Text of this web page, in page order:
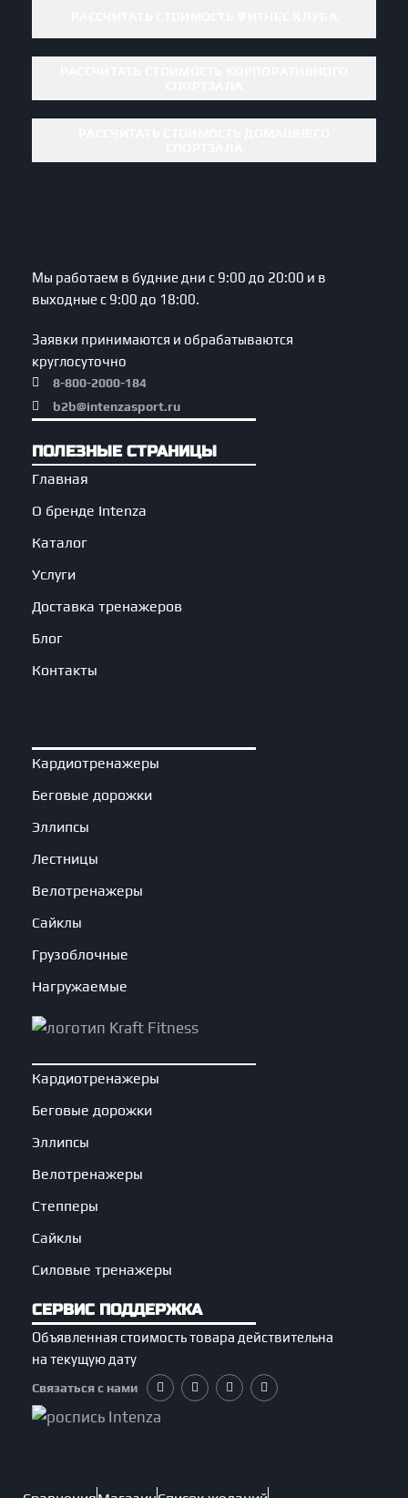
Мы работаем в будние дни с 9:00 до 20:00 и в
выходные с 9:00 до 18:00.
Заявки принимаются и обрабатываются
круглосуточно
8-800-2000-184
b2b@intenzasport.ru
ПОЛЕЗНЫЕ СТРАНИЦЫ
Главная
О бренде Intenza
Каталог
Услуги
Доставка тренажеров
Блог
Контакты
Кардиотренажеры
Беговые дорожки
Эллипсы
Лестницы
Велотренажеры
Сайклы
Грузоблочные
Нагружаемые
Кардиотренажеры
Беговые дорожки
Эллипсы
Велотренажеры
Степперы
Сайклы
Силовые тренажеры
СЕРВИС ПОДДЕРЖКА
Объявленная стоимость товара действительна
на текущую дату
Связаться с нами